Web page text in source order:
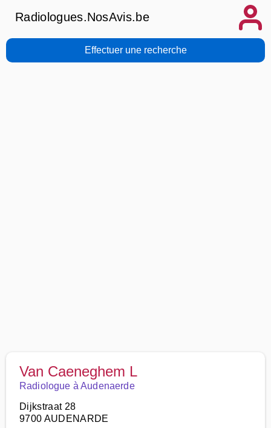
Radiologues.NosAvis.be
Effectuer une recherche
Van Caeneghem L
Radiologue à Audenaerde
Dijkstraat 28
9700 AUDENARDE